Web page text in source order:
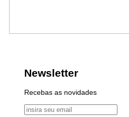
Newsletter
Recebas as novidades